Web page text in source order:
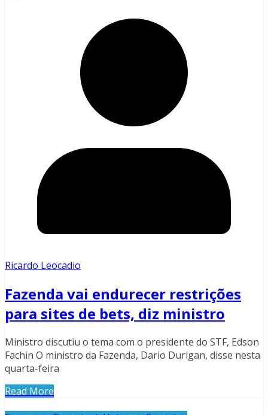
Ricardo Leocadio
Fazenda vai endurecer restrições
para sites de bets, diz ministro
Ministro discutiu o tema com o presidente do STF, Edson
Fachin O ministro da Fazenda, Dario Durigan, disse nesta
quarta-feira
Read More